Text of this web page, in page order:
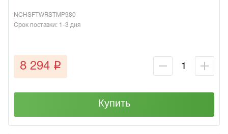
NCHSFTWRSTMP980
Срок поставки: 1-3 дня
8 294 q
Купить